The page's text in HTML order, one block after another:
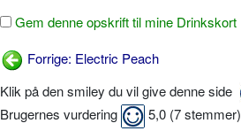
Gem denne opskrift til mine Drinkskort
Forrige: Electric Peach
Klik på den smiley du vil give denne side
Brugernes vurdering
5,0 (7stemmer)